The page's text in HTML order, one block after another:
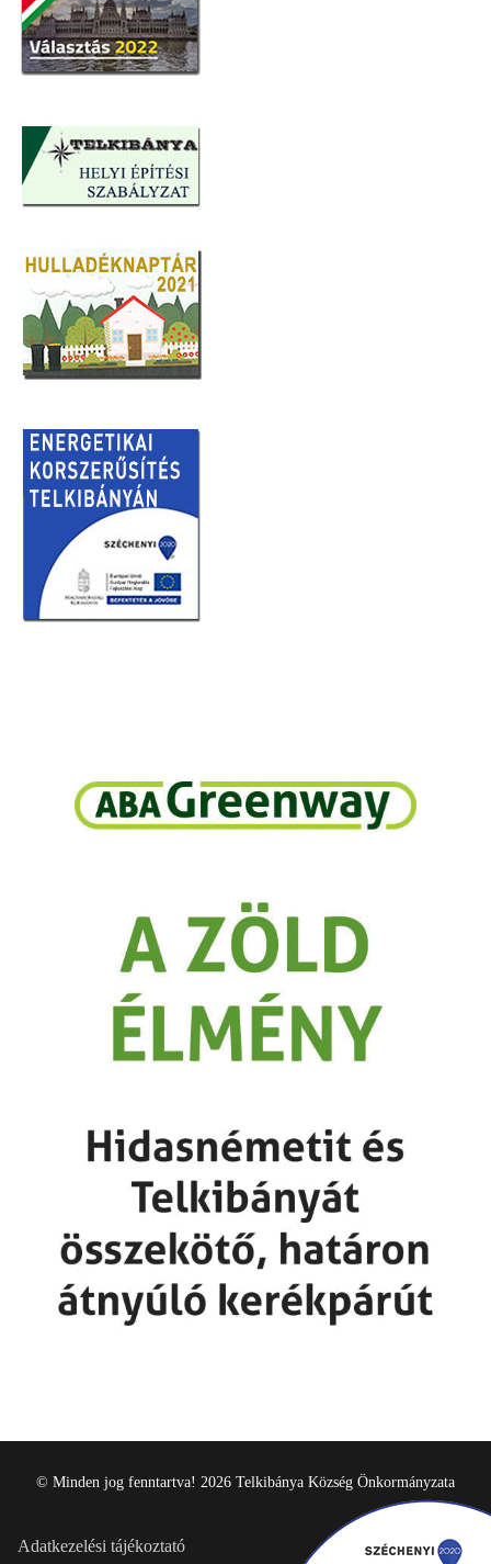
© Minden jog fenntartva! 2026 Telkibánya Község Önkormányzata
Adatkezelési tájékoztató